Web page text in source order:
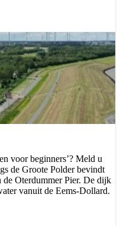
voor beginners’? Meld u
de Groote Polder bevindt
Oterdummer Pier. De dijk
vanuit de Eems-Dollard.